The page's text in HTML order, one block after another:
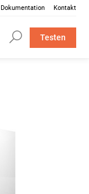
Dokumentation Kontakt
Testen